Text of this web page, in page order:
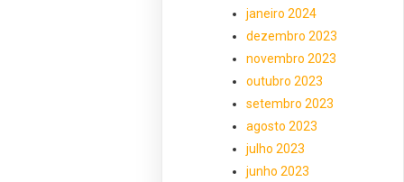
janeiro 2024
dezembro 2023
novembro 2023
outubro 2023
setembro 2023
agosto 2023
julho 2023
junho 2023